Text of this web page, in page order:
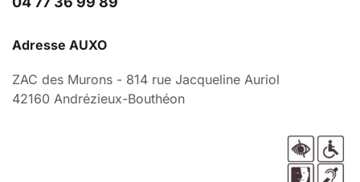
Adresse AUXO
ZAC des Murons - 814 rue Jacqueline Auriol
42160 Andrézieux-Bouthéon